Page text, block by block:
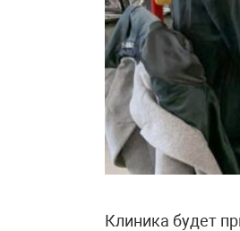
Клиника будет